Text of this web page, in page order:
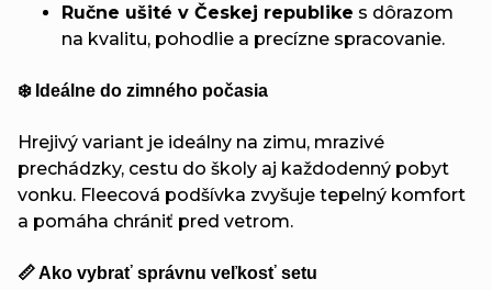
Ručne ušité v Českej republike s dôrazom
na kvalitu, pohodlie a precízne spracovanie.
❄️ Ideálne do zimného počasia
Hrejivý variant je ideálny na zimu, mrazivé
prechádzky, cestu do školy aj každodenný pobyt
vonku. Fleecová podšívka zvyšuje tepelný komfort
a pomáha chrániť pred vetrom.
📏 Ako vybrať správnu veľkosť setu